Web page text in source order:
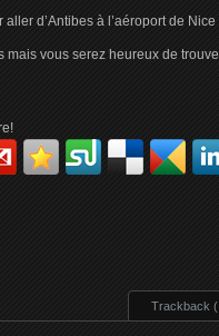
d’Antibes à l’aéroport de
mais vous serez heureux de
Trackback